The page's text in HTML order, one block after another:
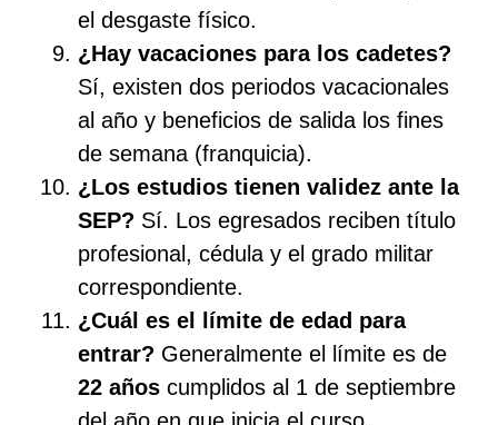
el desgaste físico.
¿Hay vacaciones para los cadetes?
Sí, existen dos periodos vacacionales
al año y beneficios de salida los fines
de semana (franquicia).
¿Los estudios tienen validez ante la
SEP? Sí. Los egresados reciben título
profesional, cédula y el grado militar
correspondiente.
¿Cuál es el límite de edad para
entrar? Generalmente el límite es de
22 años cumplidos al 1 de septiembre